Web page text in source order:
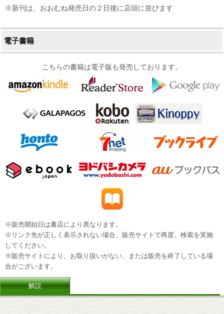
※新刊は、おおむね発売日の２日後に店頭に並びます
電子書籍
こちらの書籍は電子版も発売しております。
※販売開始日は書店により異なります。
※リンク先が正しく表示されない場合、販売サイトで再度、検索を実施
してください。
※販売サイトにより、お取り扱いがない、または販売を終了している場
合がございます。
解説